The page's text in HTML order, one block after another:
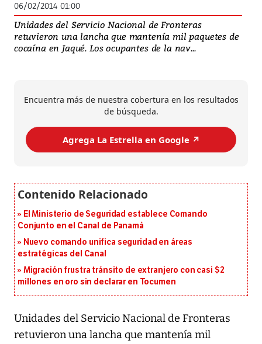
06/02/2014 01:00
Unidades del Servicio Nacional de Fronteras
retuvieron una lancha que mantenía mil paquetes de
cocaína en Jaqué. Los ocupantes de la nav...
Encuentra más de nuestra cobertura en los resultados
de búsqueda.
Agrega La Estrella en Google ↗️
El Ministerio de Seguridad establece Comando
Conjunto en el Canal de Panamá
Nuevo comando unifica seguridad en áreas
estratégicas del Canal
Migración frustra tránsito de extranjero con casi $2
millones en oro sin declarar en Tocumen
Unidades del Servicio Nacional de Fronteras
retuvieron una lancha que mantenía mil